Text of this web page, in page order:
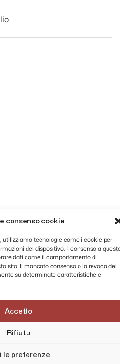
consenso cookie
utilizziamo tecnologie come i cookie per
del dispositivo. Il consenso a
dati come il comportamento di
sito. Il mancato consenso o la revoca del
su determinate caratteristiche e
Accetto
Rifiuto
le preferenze